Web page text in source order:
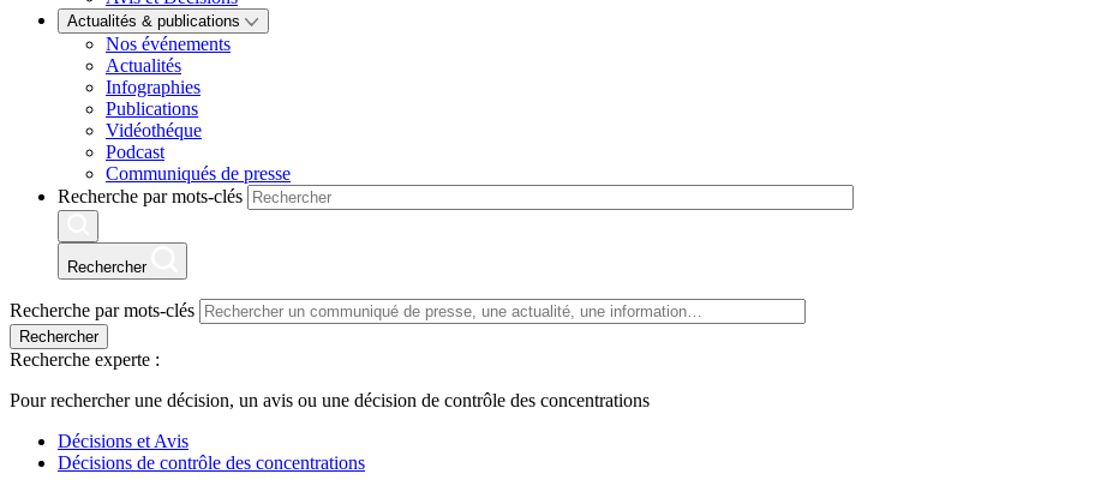
Actualités & publications
Nos événements
Actualités
Infographies
Publications
Vidéothéque
Podcast
Communiqués de presse
Recherche par mots-clés
Rechercher
Recherche par mots-clés
Rechercher
Recherche experte :
Pour rechercher une décision, un avis ou une décision de contrôle des concentrations
Décisions et Avis
Décisions de contrôle des concentrations